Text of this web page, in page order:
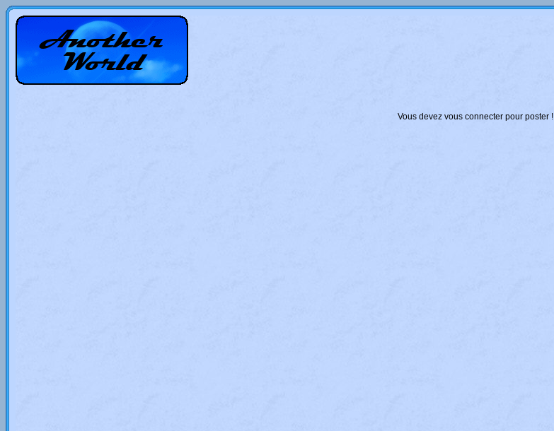
Vous devez vous connecter pour poster !